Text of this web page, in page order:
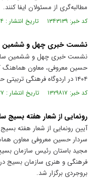
مطالبه‌گری از مسئولان ایفا کنند.
کد خبر: ۱۳۴۳۱۳۹ تاریخ انتشار : ۱۴۰۴/۱۱/۱۴
نشست خبری چهل و ششمین
نشست خبری چهل و ششمین
۱۴۰۴ در اردوگاه فرهنگی تربیتی حضرت زهرا(س) تهران برگزار شد.
کد خبر: ۱۳۲۹۸۱۷ تاریخ انتشار : ۱۴۰۴/۰۸/۲۷
رونمایی از شعار هفته بسیج سال
سردار حسین معروفی معاون
مجید باستان رئیس سازمان
فرهنگی و هنری سازمان بسیج
بروجردی برگزار شد.